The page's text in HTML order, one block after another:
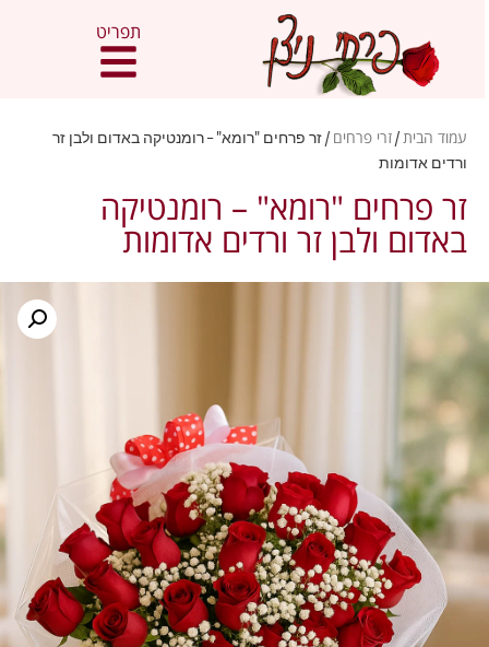
תפריט
עמוד הבית/זרי פרחים/ זר פרחים "רומא" – רומנטיקה באדום ולבן זר
ורדים אדומות
זר פרחים "רומא" – רומנטיקה
באדום ולבן זר ורדים אדומות